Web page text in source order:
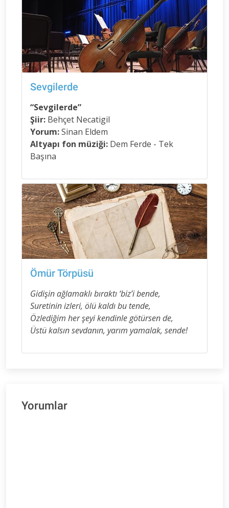
Sevgilerde
“Sevgilerde”
Şiir: Behçet Necatigil
Yorum:Sinan Eldem
Altyapı fon müziği: Dem Ferde - Tek
Başına
Ömür Törpüsü
Gidişin ağlamaklı bıraktı ‘biz’i bende,
Suretinin izleri, ölü kaldı bu tende,
Özlediğim her şeyi kendinle götürsen de,
Üstü kalsın sevdanın, yarım yamalak, sende!
Yorumlar